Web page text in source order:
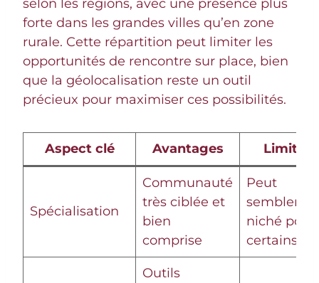
selon les régions, avec une présence plus
forte dans les grandes villes qu’en zone
rurale. Cette répartition peut limiter les
opportunités de rencontre sur place, bien
que la géolocalisation reste un outil
précieux pour maximiser ces possibilités.
Aspect clé Avantages Limites
Spécialisation
Communauté
très ciblée et
bien
comprise
Peut
sembler
niché pour
certains
Outils